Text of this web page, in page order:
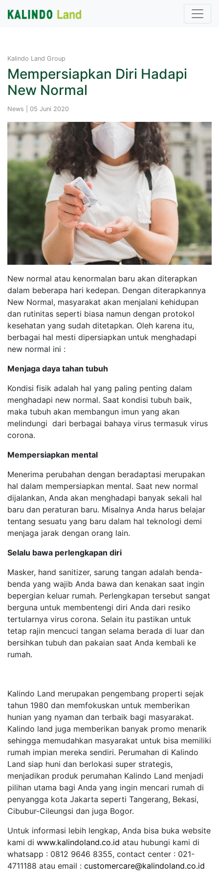
Kalindo Land Group
Mempersiapkan Diri Hadapi
New Normal
News | 05 Juni 2020
New normal atau kenormalan baru akan diterapkan
dalam beberapa hari kedepan. Dengan diterapkannya
New Normal, masyarakat akan menjalani kehidupan
dan rutinitas seperti biasa namun dengan protokol
kesehatan yang sudah ditetapkan. Oleh karena itu,
berbagai hal mesti dipersiapkan untuk menghadapi
new normal ini :
Menjaga daya tahan tubuh
Kondisi fisik adalah hal yang paling penting dalam
menghadapi new normal. Saat kondisi tubuh baik,
maka tubuh akan membangun imun yang akan
melindungi dari berbagai bahaya virus termasuk virus
corona.
Mempersiapkan mental
Menerima perubahan dengan beradaptasi merupakan
hal dalam mempersiapkan mental. Saat new normal
dijalankan, Anda akan menghadapi banyak sekali hal
baru dan peraturan baru. Misalnya Anda harus belajar
tentang sesuatu yang baru dalam hal teknologi demi
menjaga jarak dengan orang lain.
Selalu bawa perlengkapan diri
Masker, hand sanitizer, sarung tangan adalah benda-
benda yang wajib Anda bawa dan kenakan saat ingin
bepergian keluar rumah. Perlengkapan tersebut sangat
berguna untuk membentengi diri Anda dari resiko
tertularnya virus corona. Selain itu pastikan untuk
tetap rajin mencuci tangan selama berada di luar dan
bersihkan tubuh dan pakaian saat Anda kembali ke
rumah.
Kalindo Land merupakan pengembang properti sejak
tahun 1980 dan memfokuskan untuk memberikan
hunian yang nyaman dan terbaik bagi masyarakat.
Kalindo land juga memberikan banyak promo menarik
sehingga memudahkan masyarakat untuk bisa memiliki
rumah impian mereka sendiri. Perumahan di Kalindo
Land siap huni dan berlokasi super strategis,
menjadikan produk perumahan Kalindo Land menjadi
pilihan utama bagi Anda yang ingin mencari rumah di
penyangga kota Jakarta seperti Tangerang, Bekasi,
Cibubur-Cileungsi dan juga Bogor.
Untuk informasi lebih lengkap, Anda bisa buka website
kami di www.kalindoland.co.id atau hubungi kami di
whatsapp : 0812 9646 8355, contact center : 021-
4711188 atau email : customercare@kalindoland.co.id